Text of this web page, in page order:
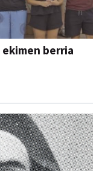
berria